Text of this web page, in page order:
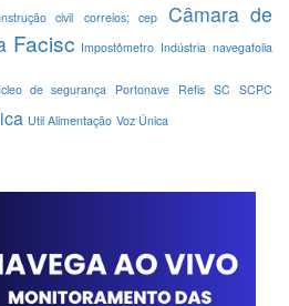
civil correios; cep
Câmara de
Facisc Impostômetro Indústria navegafolia
de segurança Portonave Refis SC SCPC
Util Alimentação Voz Única